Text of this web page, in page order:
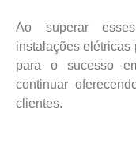
Ao superar
instalações elétricas
para o sucesso
continuar
clientes.